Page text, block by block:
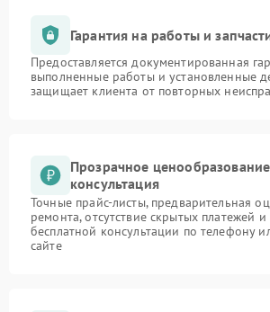
Гарантия на работы и
Предоставляется документированная
выполненные работы и установленные
защищает клиента от повторных
Прозрачное
консультация
Точные прайс-листы, предварительная
ремонта, отсутствие скрытых платежей
бесплатной консультации по телефону
сайте